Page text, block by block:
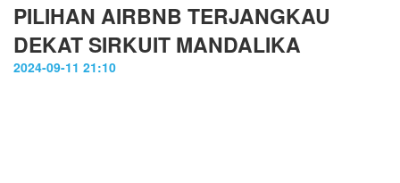
PILIHAN AIRBNB TERJANGKAU
DEKAT SIRKUIT MANDALIKA
2024-09-11 21:10